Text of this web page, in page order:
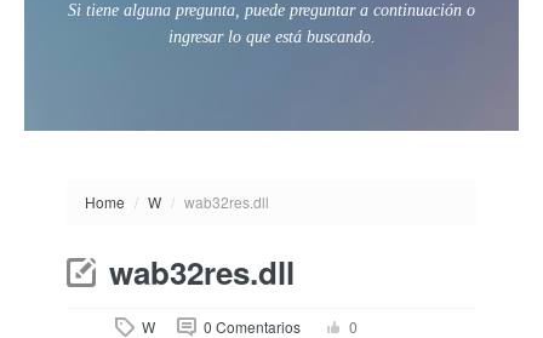
Si tiene alguna pregunta, puede preguntar a continuación o
ingresar lo que está buscando.
Home / W / wab32res.dll
wab32res.dll
W 0 Comentarios 0